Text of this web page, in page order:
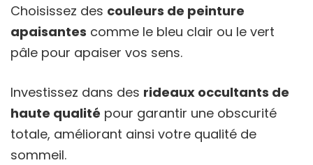
Choisissez des couleurs de peinture
apaisantes comme le bleu clair ou le vert
pâle pour apaiser vos sens.
Investissez dans des rideaux occultants de
haute qualité pour garantir une obscurité
totale, améliorant ainsi votre qualité de
sommeil.